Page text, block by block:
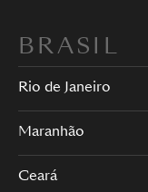
BRASIL
Rio de Janeiro
Maranhão
Ceará